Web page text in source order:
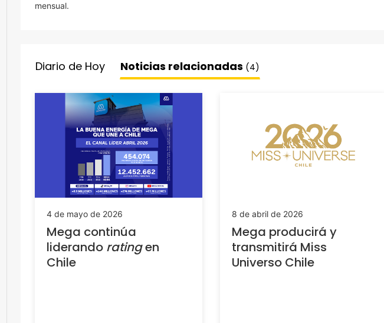
mensual.
Diario de Hoy Noticias relacionadas (4)
4 de mayo de 2026
Mega continúa
liderando ratingen
Chile
8 de abril de 2026
Mega producirá y
transmitirá Miss
Universo Chile